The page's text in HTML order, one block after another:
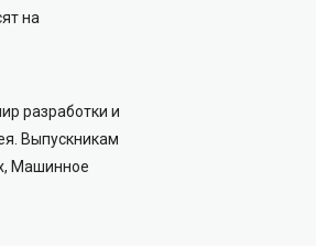
на
разработки и
Выпускникам
Машинное